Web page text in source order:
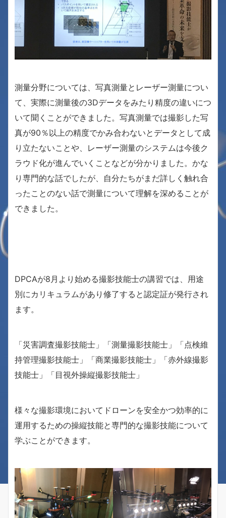
測量分野については、写真測量とレーザー測量につい
て、実際に測量後の3Dデータをみたり精度の違いにつ
いて聞くことができました。写真測量では撮影した写
真が90％以上の精度でかみ合わないとデータとして成
り立たないことや、レーザー測量のシステムは今後ク
ラウド化が進んでいくことなどが分かりました。かな
り専門的な話でしたが、自分たちがまだ詳しく触れ合
ったことのない話で測量について理解を深めることが
できました。
DPCAが8月より始める撮影技能士の講習では、用途
別にカリキュラムがあり修了すると認定証が発行され
ます。
「災害調査撮影技能士」「測量撮影技能士」「点検維
持管理撮影技能士」「商業撮影技能士」「赤外線撮影
技能士」「目視外操縦撮影技能士」
様々な撮影環境においてドローンを安全かつ効率的に
運用するための操縦技能と専門的な撮影技能について
学ぶことができます。